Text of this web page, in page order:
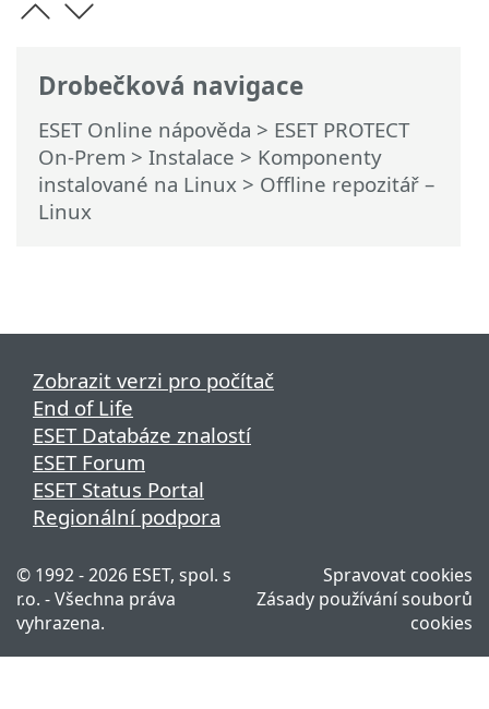
Drobečková navigace
ESET Online nápověda > ESET PROTECT
On-Prem > Instalace > Komponenty
instalované na Linux > Offline repozitář –
Linux
Zobrazit verzi pro počítač
End of Life
ESET Databáze znalostí
ESET Forum
ESET Status Portal
Regionální podpora
© 1992 - 2026 ESET, spol. s
r.o. - Všechna práva
vyhrazena.
Spravovat cookies
Zásady používání souborů
cookies